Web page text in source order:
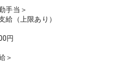
手当＞
給（上限あり）
円
＞